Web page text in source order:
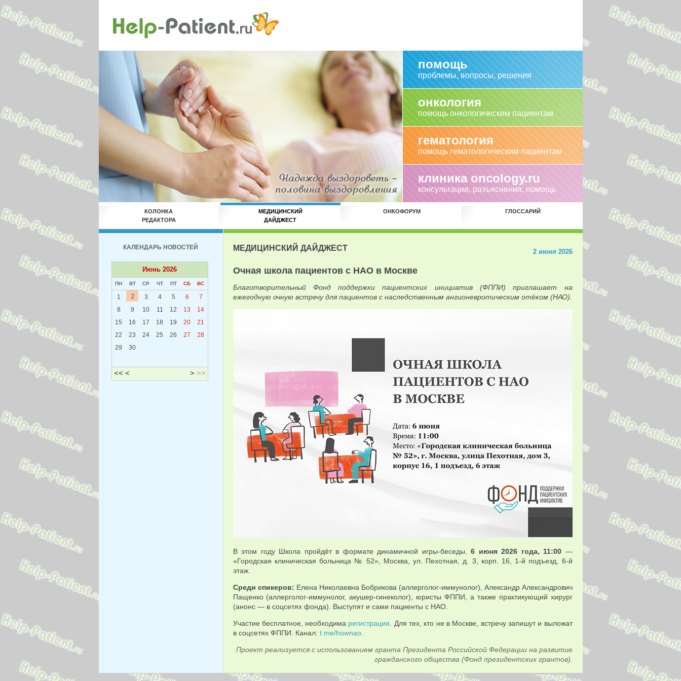
помощь
проблемы, вопросы, решения
онкология
помощь онкологическим пациентам
гематология
помощь гематологическим пациентам
клиника oncology.ru
консультации, разъяснения, помощь
КОЛОНКА
РЕДАКТОРА
МЕДИЦИНСКИЙ
ДАЙДЖЕСТ
ОНКОФОРУМ ГЛОССАРИЙ
КАЛЕНДАРЬ НОВОСТЕЙ
Июнь 2026
ПН ВТ СР ЧТ ПТ СБ ВС
<< < > >>
1 3 4 5 6
7
8
9 10 11 12 13
14
15
16 17 18 19 20
21
22
23 24 25 26 27
28
29
30
МЕДИЦИНСКИЙ ДАЙДЖЕСТ 2 июня 2026
Очная школа пациентов с НАО в Москве
Благотворительный Фонд поддержки пациентских инициатив (ФППИ) приглашает на
ежегодную очную встречу для пациентов с наследственным ангионевротическим отёком (НАО).
В этом году Школа пройдёт в формате динамичной игры-беседы. 6 июня 2026 года, 11:00 —
«Городская клиническая больница № 52», Москва, ул. Пехотная, д. 3, корп. 16, 1-й подъезд, 6-й
этаж.
Среди спикеров: Елена Николаевна Бобрикова (аллерголог-иммунолог), Александр Александрович
Пащенко (аллерголог-иммунолог, акушер-гинеколог), юристы ФППИ, а также практикующий хирург
(анонс — в соцсетях фонда). Выступят и сами пациенты с НАО.
Участие бесплатное, необходима регистрация . Для тех, кто не в Москве, встречу запишут и выложат
в соцсетях ФППИ. Канал: t.me/hownao.
Проект реализуется с использованием гранта Президента Российской Федерации на развитие
гражданского общества (Фонд президентских грантов).